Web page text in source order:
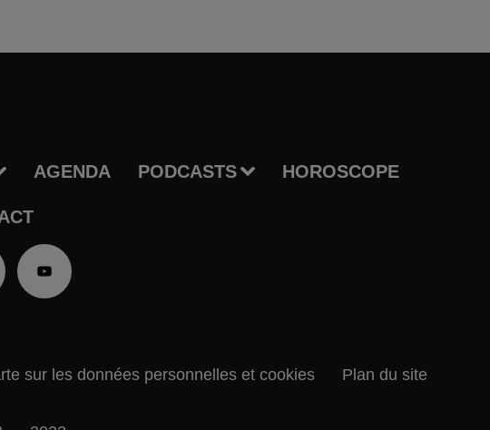
AGENDA PODCASTS HOROSCOPE
sur les données personnelles et cookies Plan du site